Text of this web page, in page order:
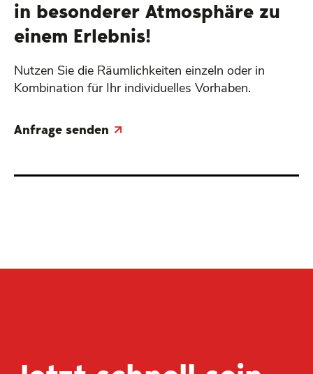
in besonderer Atmosphäre zu
einem Erlebnis!
Nutzen Sie die Räumlichkeiten einzeln oder in
Kombination für Ihr individuelles Vorhaben.
Anfrage senden